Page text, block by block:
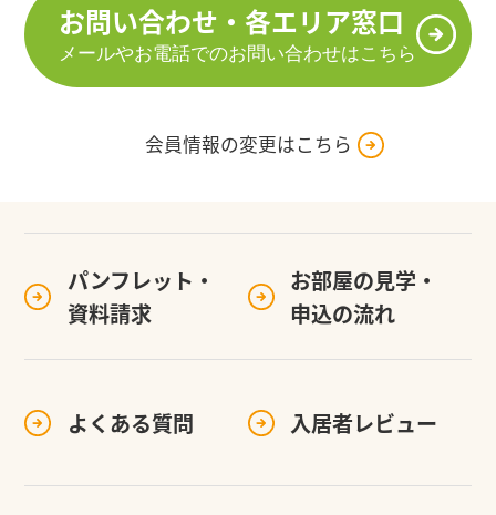
お問い合わせ・各エリア窓口
メールやお電話でのお問い合わせはこちら
会員情報の変更はこちら
パンフレット・
資料請求
お部屋の見学・
申込の流れ
よくある質問 入居者レビュー